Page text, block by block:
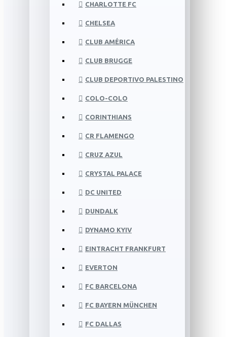
CHARLOTTE FC
CHELSEA
CLUB AMÉRICA
CLUB BRUGGE
CLUB DEPORTIVO PALESTINO
COLO-COLO
CORINTHIANS
CR FLAMENGO
CRUZ AZUL
CRYSTAL PALACE
DC UNITED
DUNDALK
DYNAMO KYIV
EINTRACHT FRANKFURT
EVERTON
FC BARCELONA
FC BAYERN MÜNCHEN
FC DALLAS